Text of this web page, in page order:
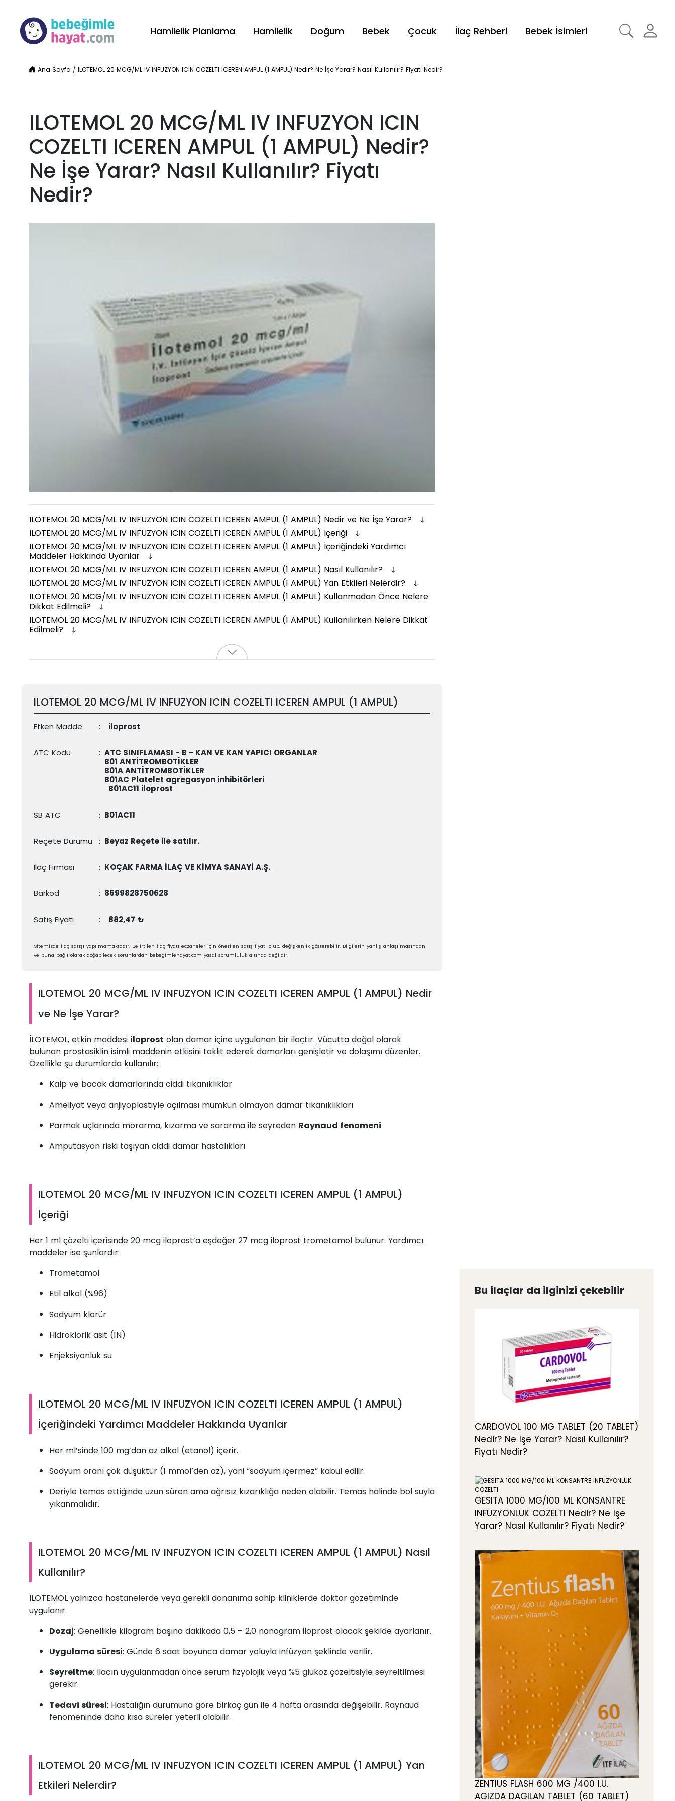
Hamilelik Planlama Hamilelik Doğum Bebek Çocuk İlaç Rehberi Bebek İsimleri
Ana Sayfa /ILOTEMOL 20 MCG/ML IV INFUZYON ICIN COZELTI ICEREN AMPUL (1 AMPUL) Nedir? Ne İşe Yarar? Nasıl Kullanılır? Fiyatı Nedir?
ILOTEMOL 20 MCG/ML IV INFUZYON ICIN
COZELTI ICEREN AMPUL (1 AMPUL) Nedir?
Ne İşe Yarar? Nasıl Kullanılır? Fiyatı
Nedir?
ILOTEMOL 20 MCG/ML IV INFUZYON ICIN COZELTI ICEREN AMPUL (1 AMPUL) Nedir ve Ne İşe Yarar?
ILOTEMOL 20 MCG/ML IV INFUZYON ICIN COZELTI ICEREN AMPUL (1 AMPUL) İçeriği
ILOTEMOL 20 MCG/ML IV INFUZYON ICIN COZELTI ICEREN AMPUL (1 AMPUL) İçeriğindeki Yardımcı
Maddeler Hakkında Uyarılar
ILOTEMOL 20 MCG/ML IV INFUZYON ICIN COZELTI ICEREN AMPUL (1 AMPUL) Nasıl Kullanılır?
ILOTEMOL 20 MCG/ML IV INFUZYON ICIN COZELTI ICEREN AMPUL (1 AMPUL) Yan Etkileri Nelerdir?
ILOTEMOL 20 MCG/ML IV INFUZYON ICIN COZELTI ICEREN AMPUL (1 AMPUL) Kullanmadan Önce Nelere
Dikkat Edilmeli?
ILOTEMOL 20 MCG/ML IV INFUZYON ICIN COZELTI ICEREN AMPUL (1 AMPUL) Kullanılırken Nelere Dikkat
Edilmeli?
ILOTEMOL 20 MCG/ML IV INFUZYON ICIN COZELTI ICEREN AMPUL (1 AMPUL)
Etken Madde : iloprost
ATC Kodu : ATC SINIFLAMASI - B - KAN VE KAN YAPICI ORGANLAR
B01 ANTİTROMBOTİKLER
B01A ANTİTROMBOTİKLER
B01AC Platelet agregasyon inhibitörleri
B01AC11 iloprost
SB ATC : B01AC11
Reçete Durumu : Beyaz Reçete ile satılır.
İlaç Firması : KOÇAK FARMA İLAÇ VE KİMYA SANAYİ A.Ş.
Barkod : 8699828750628
Satış Fiyatı : 882,47 ₺
Sitemizde ilaç satışı yapılmamaktadır. Belirtilen ilaç fiyatı eczaneler için önerilen satış fiyatı olup, değişkenlik gösterebilir. Bilgilerin yanlış anlaşılmasından
ve buna bağlı olarak doğabilecek sorunlardan bebegimlehayat.com yasal sorumluluk altında değildir.
ILOTEMOL 20 MCG/ML IV INFUZYON ICIN COZELTI ICEREN AMPUL (1 AMPUL) Nedir
ve Ne İşe Yarar?
İLOTEMOL, etkin maddesi iloprost olan damar içine uygulanan bir ilaçtır. Vücutta doğal olarak
bulunan prostasiklin isimli maddenin etkisini taklit ederek damarları genişletir ve dolaşımı düzenler.
Özellikle şu durumlarda kullanılır:
Kalp ve bacak damarlarında ciddi tıkanıklıklar
Ameliyat veya anjiyoplastiyle açılması mümkün olmayan damar tıkanıklıkları
Parmak uçlarında morarma, kızarma ve sararma ile seyreden Raynaud fenomeni
Amputasyon riski taşıyan ciddi damar hastalıkları
ILOTEMOL 20 MCG/ML IV INFUZYON ICIN COZELTI ICEREN AMPUL (1 AMPUL)
İçeriği
Her 1 ml çözelti içerisinde 20 mcg iloprost’a eşdeğer 27 mcg iloprost trometamol bulunur. Yardımcı
maddeler ise şunlardır:
Trometamol
Etil alkol (%96)
Sodyum klorür
Hidroklorik asit (1N)
Enjeksiyonluk su
ILOTEMOL 20 MCG/ML IV INFUZYON ICIN COZELTI ICEREN AMPUL (1 AMPUL)
İçeriğindeki Yardımcı Maddeler Hakkında Uyarılar
Her ml’sinde 100 mg’dan az alkol (etanol) içerir.
Sodyum oranı çok düşüktür (1 mmol’den az), yani “sodyum içermez” kabul edilir.
Deriyle temas ettiğinde uzun süren ama ağrısız kızarıklığa neden olabilir. Temas halinde bol suyla
yıkanmalıdır.
ILOTEMOL 20 MCG/ML IV INFUZYON ICIN COZELTI ICEREN AMPUL (1 AMPUL) Nasıl
Kullanılır?
İLOTEMOL yalnızca hastanelerde veya gerekli donanıma sahip kliniklerde doktor gözetiminde
uygulanır.
Dozaj: Genellikle kilogram başına dakikada 0,5 – 2,0 nanogram iloprost olacak şekilde ayarlanır.
Uygulama süresi: Günde 6 saat boyunca damar yoluyla infüzyon şeklinde verilir.
Seyreltme: İlacın uygulanmadan önce serum fizyolojik veya %5 glukoz çözeltisiyle seyreltilmesi
gerekir.
Tedavi süresi: Hastalığın durumuna göre birkaç gün ile 4 hafta arasında değişebilir. Raynaud
fenomeninde daha kısa süreler yeterli olabilir.
ILOTEMOL 20 MCG/ML IV INFUZYON ICIN COZELTI ICEREN AMPUL (1 AMPUL) Yan
Etkileri Nelerdir?
Bu ilaçlar da ilginizi çekebilir
CARDOVOL 100 MG TABLET (20 TABLET)
Nedir? Ne İşe Yarar? Nasıl Kullanılır?
Fiyatı Nedir?
GESITA 1000 MG/100 ML KONSANTRE
INFUZYONLUK COZELTI Nedir? Ne İşe
Yarar? Nasıl Kullanılır? Fiyatı Nedir?
ZENTIUS FLASH 600 MG /400 I.U.
AGIZDA DAGILAN TABLET (60 TABLET)